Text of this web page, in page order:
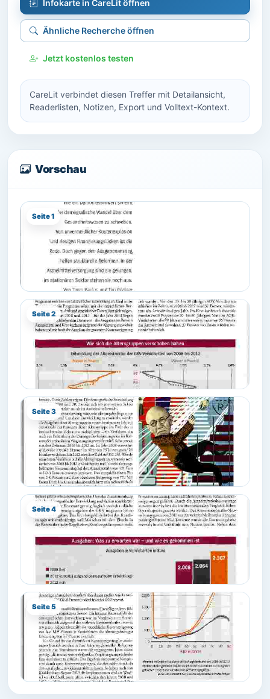
Infokarte in CareLit öffnen
Ähnliche Recherche öffnen
Jetzt kostenlos testen
CareLit verbindet diesen Treffer mit Detailansicht,
Readerlisten, Notizen, Export und Volltext-Kontext.
Vorschau
Seite 1
Seite 2
Seite 3
Seite 4
Seite 5